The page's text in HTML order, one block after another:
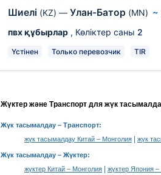
Шиелі (KZ) — Улан-Батор (MN) ~
пвх құбырлар, Көліктер саны 2
Үстінен Только перевозчик TIR
Жүктер және Транспорт для жүк
Жүк тасымалдау – Транспорт:
жүк тасымалдау Китай – Монголия
жүк
Жүк тасымалдау – Жүктер:
жүктер Китай – Монголия
жүктер Япония –